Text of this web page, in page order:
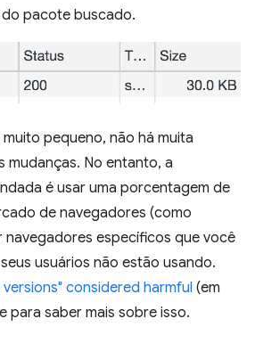
pacote buscado.
pequeno, não há muita
mudanças. No entanto, a
é usar uma porcentagem de
de navegadores (como
navegadores específicos que você
usuários não estão usando.
versions" considered harmful (em
para saber mais sobre isso.